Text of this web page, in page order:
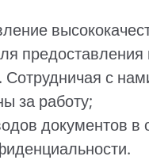
с
за работу;
документов в